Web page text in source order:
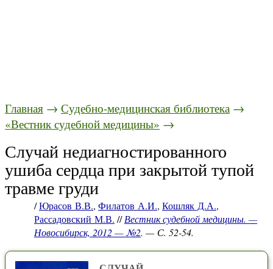
Главная → Судебно-медицинская библиотека →
«Вестник судебной медицины» →
Случай недиагностированного
ушиба сердца при закрытой тупой
травме груди
/Юрасов В.В., Филатов А.И., Кошляк Д.А.,
Рассадовский М.В. //Вестник судебной медицины. —
Новосибирск, 2012 — №2. — С. 52-54.